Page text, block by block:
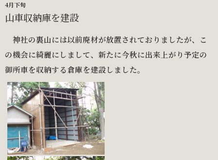
4月下旬
山車収納庫を建設
神社の裏山には以前廃材が放置されておりましたが、こ
の機会に綺麗にしまして、新たに今秋に出来上がり予定の
御所車を収納する倉庫を建設しました。